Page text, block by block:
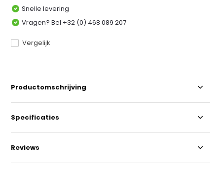
Snelle levering
Vragen? Bel +32 (0) 468 089 207
Vergelijk
Productomschrijving
Specificaties
Reviews